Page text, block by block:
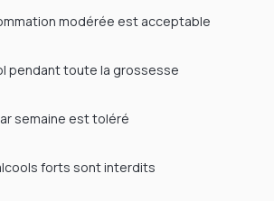
modérée est acceptable
pendant toute la grossesse
semaine est toléré
forts sont interdits